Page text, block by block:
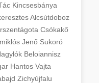
Kincsesbánya
Alcsútdoboz
Csókakő
Jenő Sukoró
Beloiannisz
Hantos Vajta
Zichyújfalu